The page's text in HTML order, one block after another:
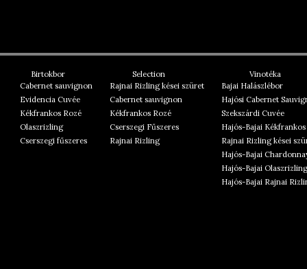
Birtokbor
Cabernet sauvignon
Evidencia Cuvée
Kékfrankos Rozé
Olaszrizling
Cserszegi fűszeres
Selection
Rajnai Rizling kései szüret
Cabernet sauvignon
Kékfrankos Rozé
Cserszegi Fűszeres
Rajnai Rizling
Vinotéka
Bajai Halászlébor
Hajósi Cabernet
Szekszárdi Cuvée
Hajós-Bajai
Rajnai Rizling kései
Hajós-Bajai
Hajós-Bajai Olaszrizling
Hajós-Bajai Rajnai